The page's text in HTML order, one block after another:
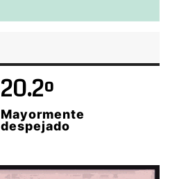
20.2º
Mayormente
despejado